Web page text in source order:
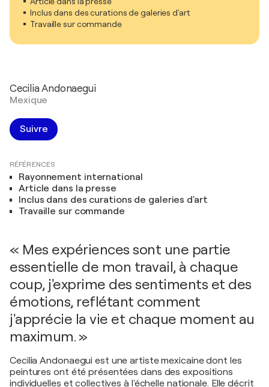
Inclus dans des curations de galeries d'art
Travaille sur commande
Cecilia Andonaegui
Mexique
Suivre
RÉFÉRENCES
Rayonnement international
Article dans la presse
Inclus dans des curations de galeries d'art
Travaille sur commande
« Mes expériences sont une partie
essentielle de mon travail, à chaque
coup, j'exprime des sentiments et des
émotions, reflétant comment
j'apprécie la vie et chaque moment au
maximum. »
Cecilia Andonaegui est une artiste mexicaine dont les
peintures ont été présentées dans des expositions
individuelles et collectives à l'échelle nationale. Elle décrit